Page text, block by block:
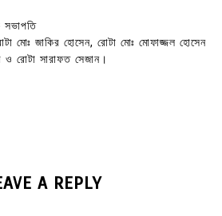
সভাপতি
মোঃ জাকির হোসেন, রোটা মোঃ মোফাজ্জল হোসেন
ও রোটা সারাফত সেজান।
A REPLY